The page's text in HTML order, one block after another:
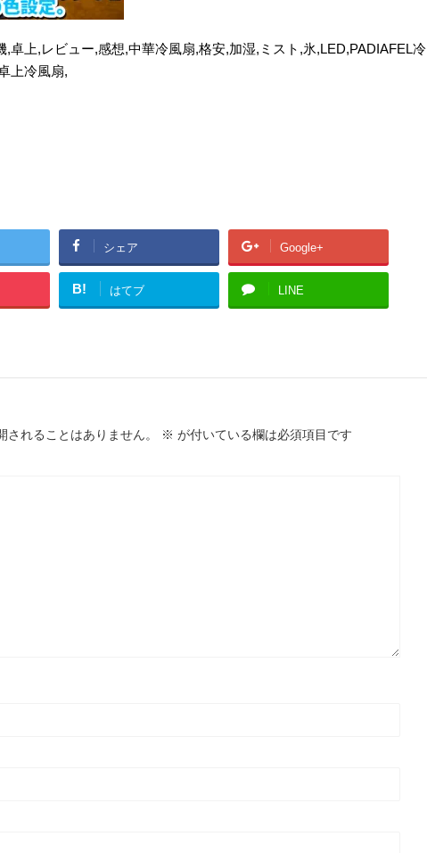
,卓上,レビュー,感想,中華冷風扇,格安,加湿,ミスト,氷,LED,PADIAFEL冷
上冷風扇,
シェア Google+
B! はてブ LINE
されることはありません。 ※ が付いている欄は必須項目です